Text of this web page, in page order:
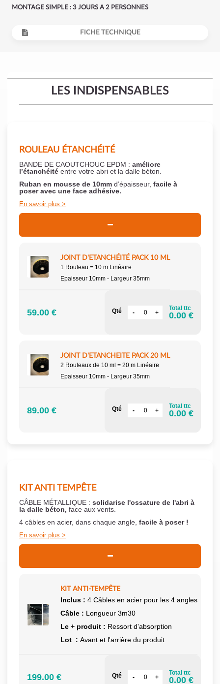
MONTAGE SIMPLE : 3 JOURS A 2 PERSONNES
FICHE TECHNIQUE
LES INDISPENSABLES
ROULEAU ÉTANCHÉITÉ
BANDE DE CAOUTCHOUC EPDM : améliore
l’étanchéité entre votre abri et la dalle béton.
Ruban en mousse de 10mm d’épaisseur, facile à
poser avec une face adhésive.
En savoir plus
JOINT D'ETANCHÉITÉ PACK 10 ML
1 Rouleau = 10 m Linéaire
Epaisseur 10mm - Largeur 35mm
59.00 € Qté Total ttc
0.00 €
JOINT D'ETANCHEITE PACK 20 ML
2 Rouleaux de 10 ml = 20 m Linéaire
Epaisseur 10mm - Largeur 35mm
89.00 € Qté Total ttc
0.00 €
KIT ANTI TEMPÊTE
CÂBLE MÉTALLIQUE : solidarise l'ossature de l'abri à
la dalle béton, face aux vents.
4 câbles en acier, dans chaque angle, facile à poser !
En savoir plus
KIT ANTI-TEMPÊTE
Inclus : 4 Câbles en acier pour les 4 angles
Câble : Longueur 3m30
Le + produit : Ressort d'absorption
Lot : Avant et l'arrière du produit
199.00 € Qté Total ttc
0.00 €